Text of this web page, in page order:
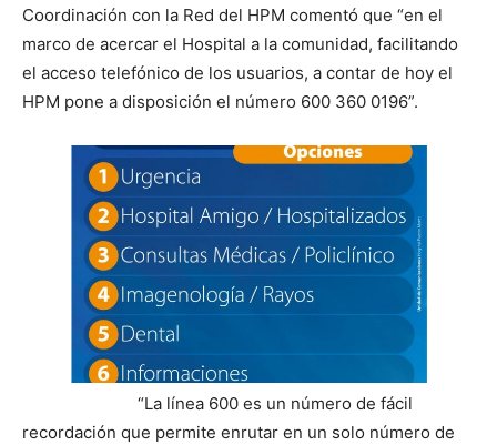
Coordinación con la Red del HPM comentó que “en el
marco de acercar el Hospital a la comunidad, facilitando
el acceso telefónico de los usuarios, a contar de hoy el
HPM pone a disposición el número 600 360 0196”.
“La línea 600 es un número de fácil
recordación que permite enrutar en un solo número de